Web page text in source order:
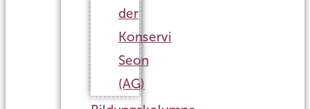
der
Konservi
Seon
(AG)